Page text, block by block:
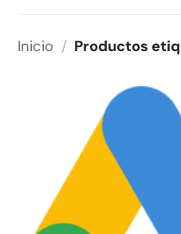
Inicio / Productos